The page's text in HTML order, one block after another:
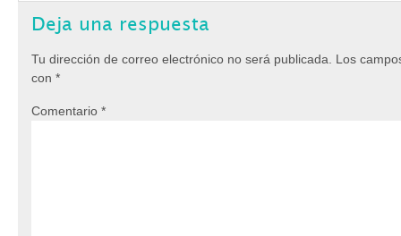
Deja una respuesta
Tu dirección de correo electrónico no será publicada.
Los
con *
Comentario *